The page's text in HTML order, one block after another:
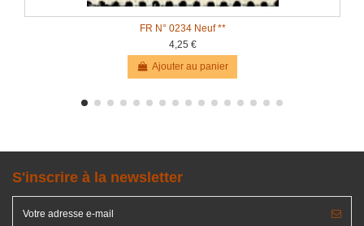
FR N° 0234 Neuf **
4,25 €
Ajouter au panier
S'inscrire à la newsletter